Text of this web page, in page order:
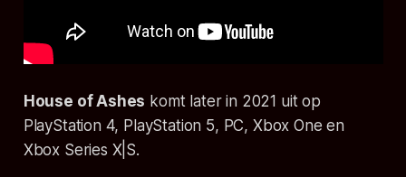
House of Ashes komt later in 2021 uit op
PlayStation 4, PlayStation 5, PC, Xbox One en
Xbox Series X|S.